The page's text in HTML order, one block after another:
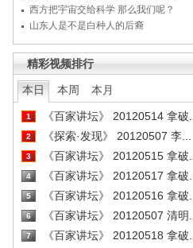
西方把宇宙交给科学 那么我们呢？
山东人是不是白种人的后裔
精彩视频排行
本日 本周 本月
1 《百家讲坛》 20120514 拿破...
2 《探索·发现》 20120507 李...
3 《百家讲坛》 20120515 拿破...
4 《百家讲坛》 20120517 拿破...
5 《百家讲坛》 20120516 拿破...
6 《百家讲坛》 20120507 清明...
7 《百家讲坛》 20120518 拿破...